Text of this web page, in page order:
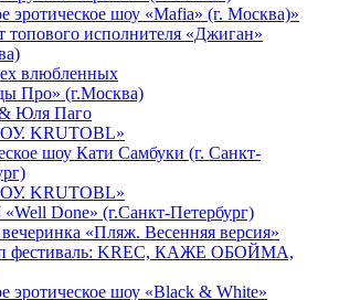
эротическое шоу «Mafia» (г. Москва)»
топового исполнителя «Джиган»
влюбленных
Про» (г.Москва)
Юля Паго
KRUTOBL»
шоу Кати Самбуки (г. Санкт-
KRUTOBL»
Done» (г.Санкт-Петербург)
«Пляж. Весенняя версия»
фестиваль: KREC, КАЖЕ ОБОЙМА,
эротическое шоу «Black & White»